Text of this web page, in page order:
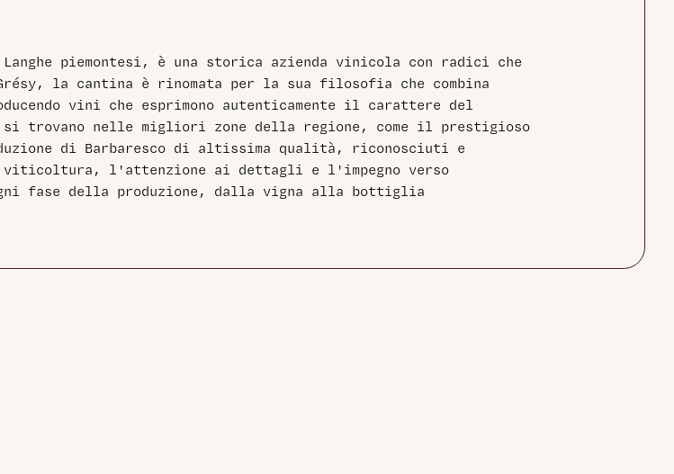
piemontesi, è una storica azienda vinicola con radici che
la cantina è rinomata per la sua filosofia che combina
vini che esprimono autenticamente il carattere del
nelle migliori zone della regione, come il prestigioso
di Barbaresco di altissima qualità, riconosciuti e
l'attenzione ai dettagli e l'impegno verso
fase della produzione, dalla vigna alla bottiglia